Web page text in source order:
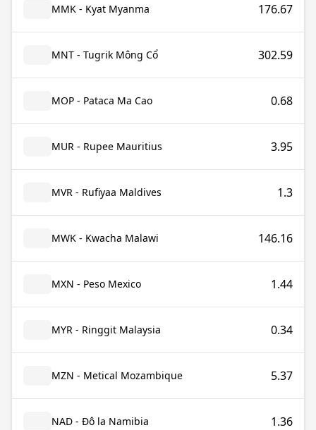
MMK - Kyat Myanma 176.67
MNT - Tugrik Mông Cổ 302.59
MOP - Pataca Ma Cao 0.68
MUR - Rupee Mauritius 3.95
MVR - Rufiyaa Maldives 1.3
MWK - Kwacha Malawi 146.16
MXN - Peso Mexico 1.44
MYR - Ringgit Malaysia 0.34
MZN - Metical Mozambique 5.37
NAD - Đô la Namibia 1.36